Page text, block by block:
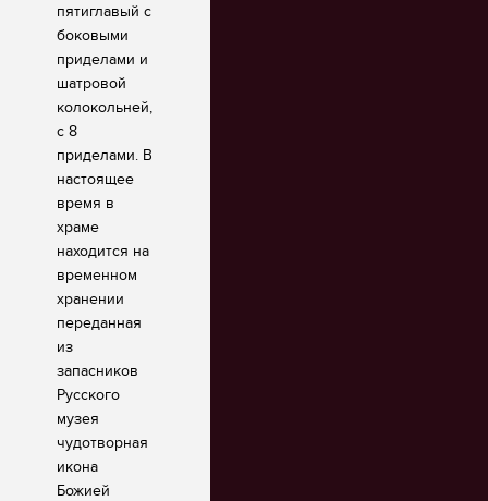
пятиглавый с
боковыми
приделами и
шатровой
колокольней,
с 8
приделами. В
настоящее
время в
храме
находится на
временном
хранении
переданная
из
запасников
Русского
музея
чудотворная
икона
Божией